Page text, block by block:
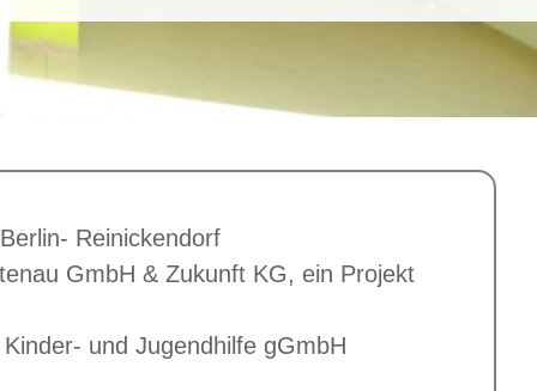
Reinickendorf
GmbH & Zukunft KG, ein Projekt
und Jugendhilfe gGmbH